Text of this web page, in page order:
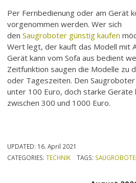
Per Fernbedienung oder am Gerät
vorgenommen werden. Wer sich
denSaugroboter günstig kaufen
Wert legt, der kauft das Modell mit
Gerät kann vom Sofa aus bedient
Zeitfunktion saugen die Modelle zu
oder Tageszeiten. Den
unter 100 Euro, doch starke Geräte
zwischen 300 und 1000 Euro.
UPDATED: 16. April 2021
CATEGORIES:TECHNIK TAGS: